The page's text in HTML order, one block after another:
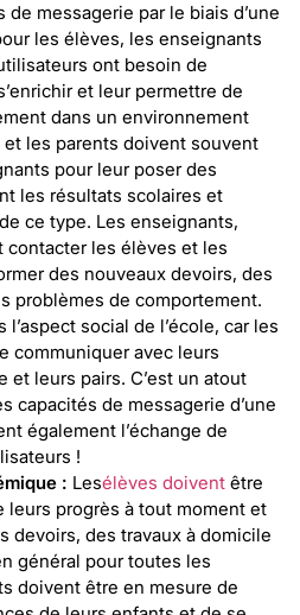
de messagerie par le biais d’une
les élèves, les enseignants
ont besoin de
et leur permettre de
dans un environnement
les parents doivent souvent
pour leur poser des
les résultats scolaires et
ce type. Les enseignants,
contacter les élèves et les
des nouveaux devoirs, des
problèmes de comportement.
l’aspect social de l’école, car les
communiquer avec leurs
et leurs pairs. C’est un atout
capacités de messagerie d’une
également l’échange de
!
: Lesélèves doivent être
leurs progrès à tout moment et
devoirs, des travaux à domicile
général pour toutes les
doivent être en mesure de